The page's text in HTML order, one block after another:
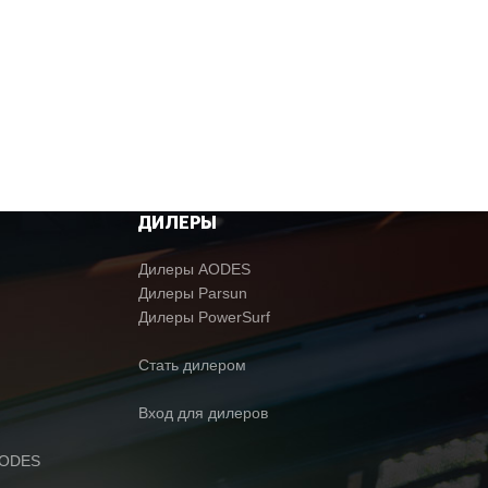
ДИЛЕРЫ
Дилеры AODES
Дилеры Parsun
Дилеры PowerSurf
Стать дилером
Вход для дилеров